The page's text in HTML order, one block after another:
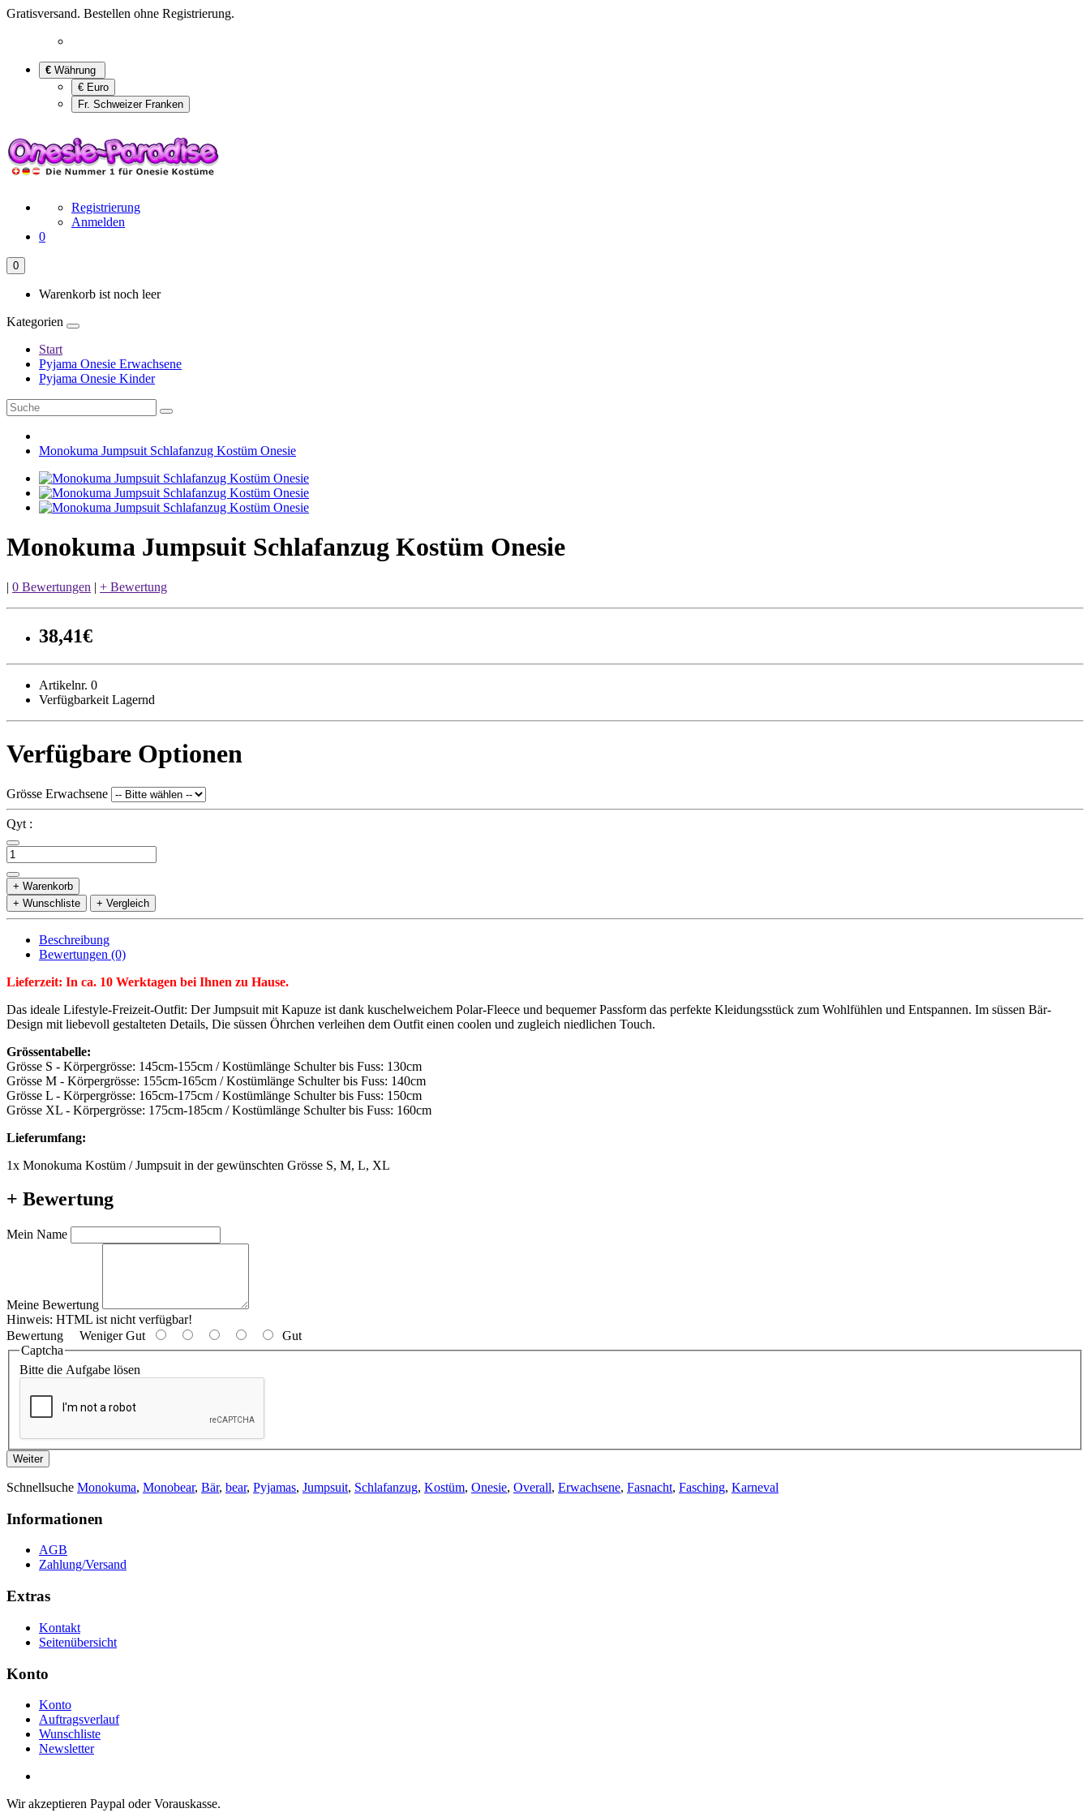
Gratisversand. Bestellen ohne Registrierung.
€ Währung
€ Euro
Fr. Schweizer Franken
Registrierung
Anmelden
0
0
Warenkorb ist noch leer
Kategorien
Start
Pyjama Onesie Erwachsene
Pyjama Onesie Kinder
Monokuma Jumpsuit Schlafanzug Kostüm Onesie
Monokuma Jumpsuit Schlafanzug Kostüm Onesie
| 0 Bewertungen | + Bewertung
38,41€
Artikelnr. 0
Verfügbarkeit Lagernd
Verfügbare Optionen
Grösse Erwachsene
Qyt :
+ Warenkorb
+ Wunschliste
+ Vergleich
Beschreibung
Bewertungen (0)
Lieferzeit: In ca. 10 Werktagen bei Ihnen zu Hause.
Das ideale Lifestyle-Freizeit-Outfit: Der Jumpsuit mit Kapuze ist dank kuschelweichem Polar-Fleece und bequemer Passform das perfekte Kleidungsstück zum Wohlfühlen und Entspannen. Im süssen Bär-
Design mit liebevoll gestalteten Details, Die süssen Öhrchen verleihen dem Outfit einen coolen und zugleich niedlichen Touch.
Grössentabelle:
Grösse S - Körpergrösse: 145cm-155cm / Kostümlänge Schulter bis Fuss: 130cm
Grösse M - Körpergrösse: 155cm-165cm / Kostümlänge Schulter bis Fuss: 140cm
Grösse L - Körpergrösse: 165cm-175cm / Kostümlänge Schulter bis Fuss: 150cm
Grösse XL - Körpergrösse: 175cm-185cm / Kostümlänge Schulter bis Fuss: 160cm
Lieferumfang:
1x Monokuma Kostüm / Jumpsuit in der gewünschten Grösse S, M, L, XL
+ Bewertung
Mein Name
Meine Bewertung
Hinweis: HTML ist nicht verfügbar!
Bewertung Weniger Gut
Gut
Captcha
Bitte die Aufgabe lösen
Weiter
Schnellsuche Monokuma, Monobear, Bär, bear, Pyjamas, Jumpsuit, Schlafanzug, Kostüm, Onesie, Overall, Erwachsene, Fasnacht, Fasching, Karneval
Informationen
AGB
Zahlung/Versand
Extras
Kontakt
Seitenübersicht
Konto
Konto
Auftragsverlauf
Wunschliste
Newsletter
Wir akzeptieren Paypal oder Vorauskasse.